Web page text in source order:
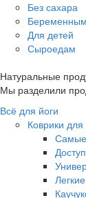
Без сахара
Для детей
Сыроедам
Натуральные
Мы разделили
Всё для йоги
Коврики для